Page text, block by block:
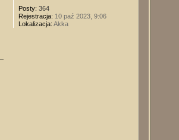
Posty: 364
Rejestracja: 10 paź 2023, 9:06
Lokalizacja: Akka